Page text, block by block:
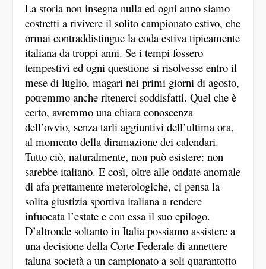
La storia non insegna nulla ed ogni anno siamo
costretti a rivivere il solito campionato estivo, che
ormai contraddistingue la coda estiva tipicamente
italiana da troppi anni. Se i tempi fossero
tempestivi ed ogni questione si risolvesse entro il
mese di luglio, magari nei primi giorni di agosto,
potremmo anche ritenerci soddisfatti. Quel che è
certo, avremmo una chiara conoscenza
dell’ovvio, senza tarli aggiuntivi dell’ultima ora,
al momento della diramazione dei calendari.
Tutto ciò, naturalmente, non può esistere: non
sarebbe italiano. E così, oltre alle ondate anomale
di afa prettamente meterologiche, ci pensa la
solita giustizia sportiva italiana a rendere
infuocata l’estate e con essa il suo epilogo.
D’altronde soltanto in Italia possiamo assistere a
una decisione della Corte Federale di annettere
taluna società a un campionato a soli quarantotto